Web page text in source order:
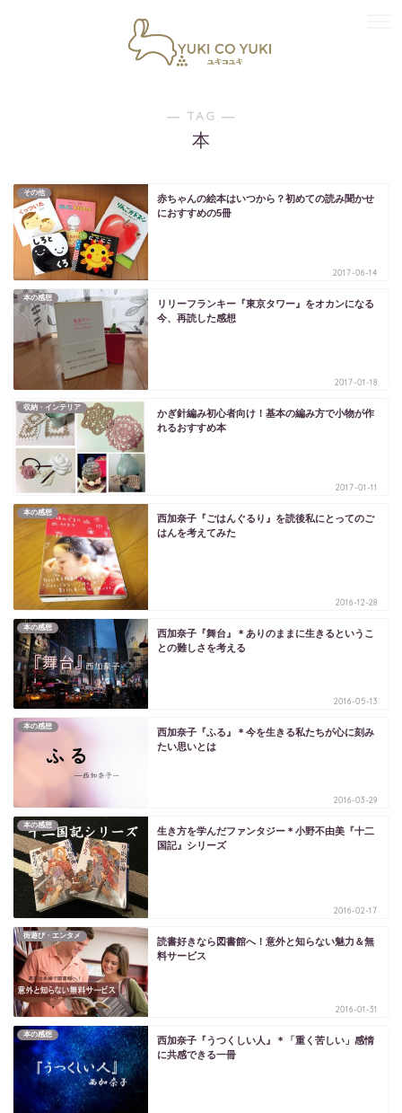
― TAG ―
本
その他
赤ちゃんの絵本はいつから？初めての読み聞かせ
におすすめの5冊
2017-06-14
本の感想
リリーフランキー『東京タワー』をオカンになる
今、再読した感想
2017-01-18
収納・インテリア
かぎ針編み初心者向け！基本の編み方で小物が作
れるおすすめ本
2017-01-11
本の感想
西加奈子『ごはんぐるり』を読後私にとってのご
はんを考えてみた
2016-12-28
本の感想
西加奈子『舞台』＊ありのままに生きるというこ
との難しさを考える
2016-05-13
本の感想
西加奈子『ふる』＊今を生きる私たちが心に刻み
たい思いとは
2016-03-29
本の感想
生き方を学んだファンタジー＊小野不由美『十二
国記』シリーズ
2016-02-17
街遊び・エンタメ
読書好きなら図書館へ！意外と知らない魅力＆無
料サービス
2016-01-31
本の感想
西加奈子『うつくしい人』＊「重く苦しい」感情
に共感できる一冊